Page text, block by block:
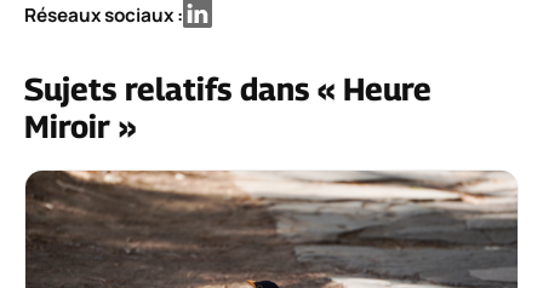
Réseaux sociaux :
Sujets relatifs dans « Heure
Miroir »